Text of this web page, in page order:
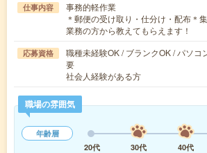
仕事内容
事務的軽作業
＊郵便の受け取り・仕分け・配布＊
業務の方から教えてもらえます！
応募資格
職種未経験OK / ブランクOK / パソコ
要
社会人経験がある方
職場の雰囲気
年齢層
20代
30代 40代